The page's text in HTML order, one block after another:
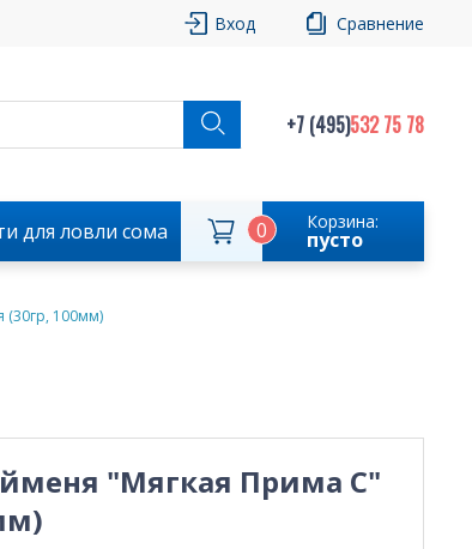
Вход Сравнение
+7 (495)532 75 78
для ловли сома Корзина:
пусто
0
100мм)
"Мягкая Прима С"